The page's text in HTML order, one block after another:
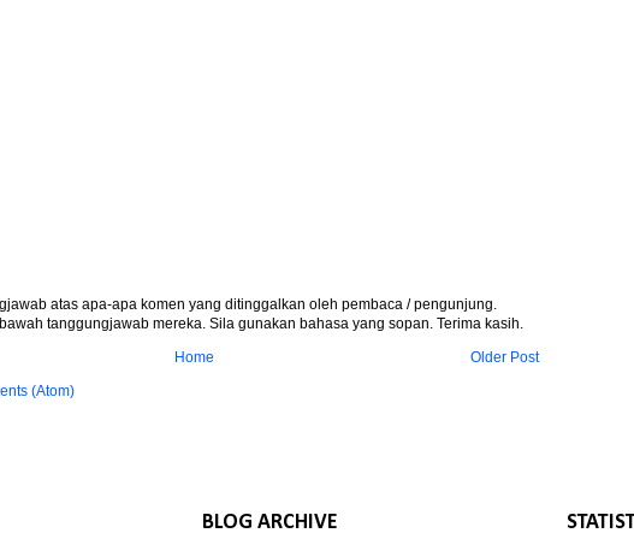
atas apa-apa komen yang ditinggalkan oleh pembaca / pengunjung.
tanggungjawab mereka. Sila gunakan bahasa yang sopan. Terima kasih.
Older Post
Home
(Atom)
BLOG ARCHIVE